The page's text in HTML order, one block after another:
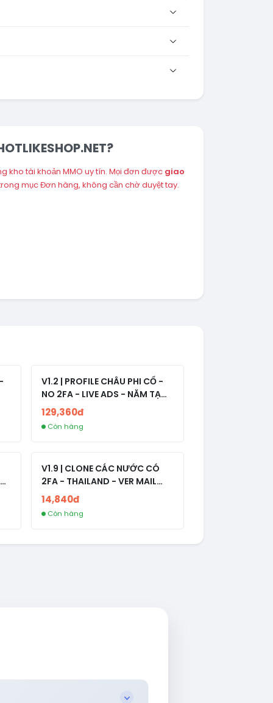
kho tài khoản MMO uy tín. Mọi đơn được giao
mục Đơn hàng, không cần chờ duyệt tay.
V1.2 | PROFILE CHÂU PHI CỔ -
NO 2FA - LIVE ADS - NĂM TẠO
2008-2024
129,360đ
Còn hàng
V1.9 | CLONE CÁC NƯỚC CÓ
2FA - THAILAND - VER MAIL
FVIAINBOXES.COM - CLONE
NEW KHÔNG BẢO HÀNH LOCAL
14,840đ
Còn hàng